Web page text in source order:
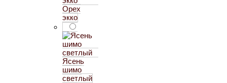
Орех
экко
Ясень
шимо
светлый